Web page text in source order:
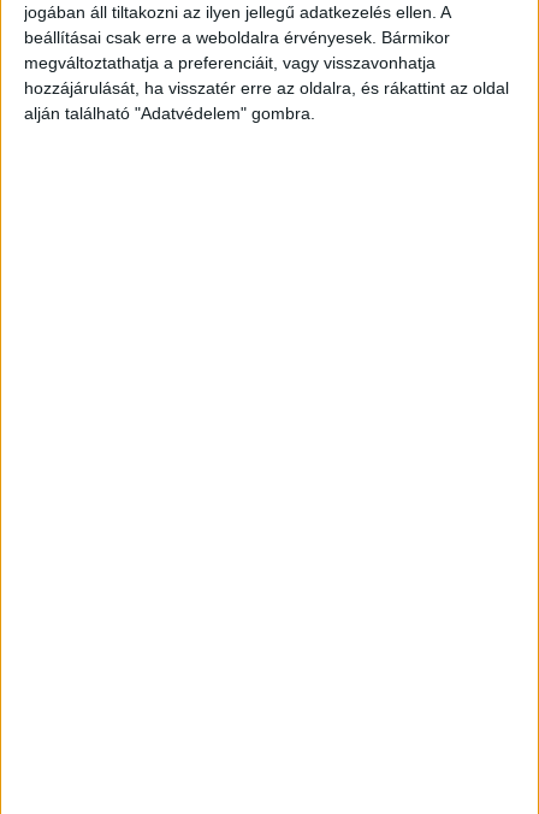
jogában áll tiltakozni az ilyen jellegű adatkezelés ellen. A
beállításai csak erre a weboldalra érvényesek. Bármikor
megváltoztathatja a preferenciáit, vagy visszavonhatja
hozzájárulását, ha visszatér erre az oldalra, és rákattint az oldal
alján található "Adatvédelem" gombra.